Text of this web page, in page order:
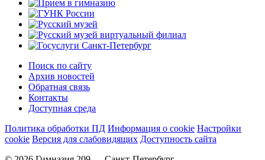
Поиск по сайту
Архив новостей
Обратная связь
Контакты
Доступная среда
Политика обработки ПД Информация о cookie Настройки
cookie Версия для слабовидящих Доступность сайта